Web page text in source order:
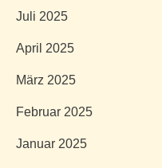
Juli 2025
April 2025
März 2025
Februar 2025
Januar 2025